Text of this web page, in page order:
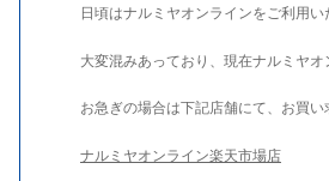
日頃はナルミヤオンラインをご利用
大変混みあっており、現在ナルミヤ
お急ぎの場合は下記店舗にて、お買い
ナルミヤオンライン楽天市場店